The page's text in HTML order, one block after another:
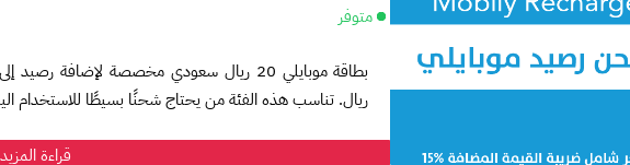
متوفر
ريال. تناسب هذه الفئة من يحتاج شحنًا بسيطًا للاستخدام
قراءة المزيد